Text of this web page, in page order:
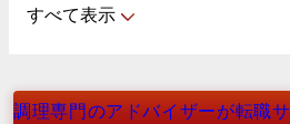
すべて表示
調理専門のアドバイザーが転職サ